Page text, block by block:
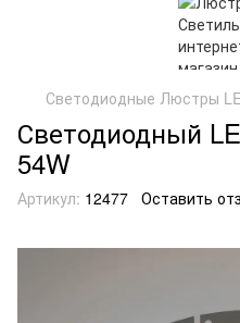
Светодиодные Люстры
Светодиодный
54W
Артикул: 12477 Оставить